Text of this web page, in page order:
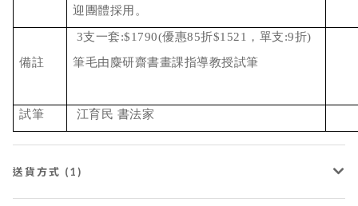
迎團體採用。
備註
3支一套:$1790(優惠85折$1521，單支:9折)
筆毛由麋研齋書畫課指導教授試筆
試筆 江育民 書法家
送貨方式 (1)